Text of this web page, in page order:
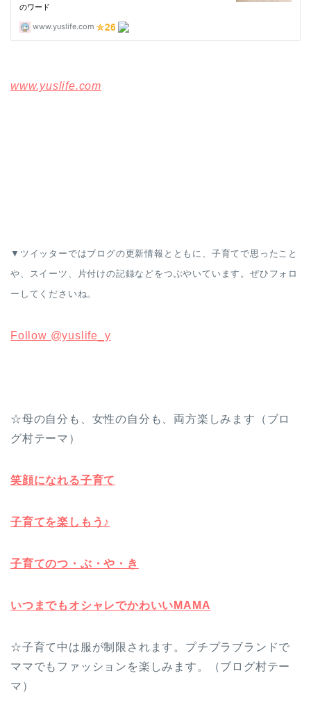
www.yuslife.com
▼ツイッターではブログの更新情報とともに、子育てで思ったこと
や、スイーツ、片付けの記録などをつぶやいています。ぜひフォロ
ーしてくださいね。
Follow @yuslife_y
☆母の自分も、女性の自分も、両方楽しみます（ブロ
グ村テーマ）
笑顔になれる子育て
子育てを楽しもう♪
子育てのつ・ぶ・や・き
いつまでもオシャレでかわいいMAMA
☆子育て中は服が制限されます。プチプラブランドで
ママでもファッションを楽しみます。（ブログ村テー
マ）